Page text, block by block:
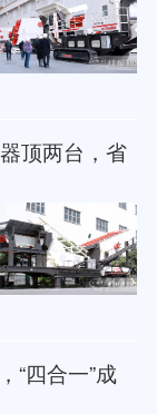
顶两台，省
“四合一”成